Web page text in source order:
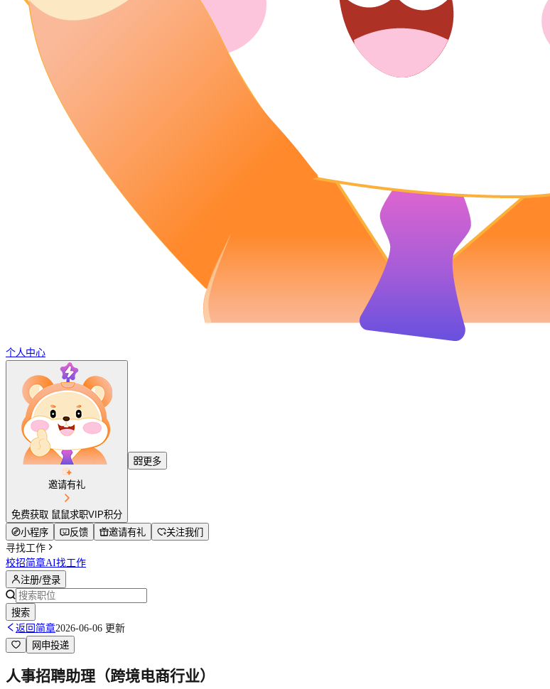
个人中心
邀请有礼
免费获取 鼠鼠求职VIP积分
更多
小程序 反馈 邀请有礼
关注我们
寻找工作
校招简章AI找工作
注册/登录
搜索
返回简章2026-06-06 更新
网申投递
人事招聘助理（跨境电商行业）